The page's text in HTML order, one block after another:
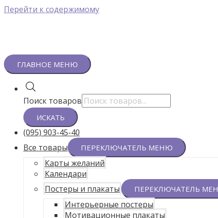
Перейти к содержимому
ГЛАВНОЕ МЕНЮ
Поиск товаров
ИСКАТЬ
(095) 903-45-40
Все товары
ПЕРЕКЛЮЧАТЕЛЬ МЕНЮ
Карты желаний
Календари
Постеры и плакаты
ПЕРЕКЛЮЧАТЕЛЬ
Интерьерные постеры
Мотивационные плакаты